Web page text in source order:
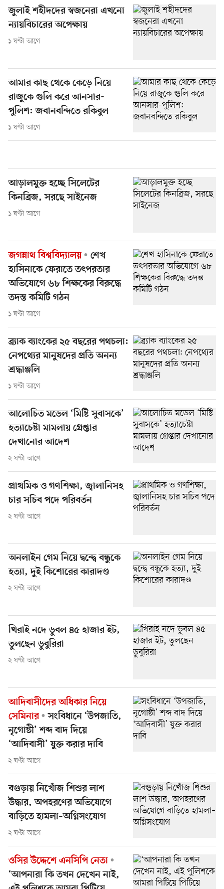
জুলাই শহীদদের স্বজনেরা এখনো
ন্যায়বিচারের অপেক্ষায়
১ ঘণ্টা আগে
আমার কাছ থেকে কেড়ে নিয়ে
রাজুকে গুলি করে আনসার-
পুলিশ: জবানবন্দিতে রকিবুল
১ ঘণ্টা আগে
আড়ালমুক্ত হচ্ছে সিলেটের
কিনব্রিজ, সরছে সাইনেজ
১ ঘণ্টা আগে
জগন্নাথ বিশ্ববিদ্যালয়
শেখ
হাসিনাকে ফেরাতে তৎপরতার
অভিযোগে ৬৮ শিক্ষকের বিরুদ্ধে
তদন্ত কমিটি গঠন
১ ঘণ্টা আগে
ব্র্যাক ব্যাংকের ২৫ বছরের পথচলা:
নেপথ্যের মানুষদের প্রতি অনন্য
শ্রদ্ধাঞ্জলি
১ ঘণ্টা আগে
আলোচিত মডেল ‘মিষ্টি সুবাসকে’
হত্যাচেষ্টা মামলায় গ্রেপ্তার
দেখানোর আদেশ
২ ঘণ্টা আগে
প্রাথমিক ও গণশিক্ষা, জ্বালানিসহ
চার সচিব পদে পরিবর্তন
২ ঘণ্টা আগে
অনলাইন গেম নিয়ে দ্বন্দ্বে বন্ধুকে
হত্যা, দুই কিশোরের কারাদণ্ড
২ ঘণ্টা আগে
খিরাই নদে ডুবল ৪৫ হাজার ইট,
তুলছেন ডুবুরিরা
২ ঘণ্টা আগে
আদিবাসীদের অধিকার নিয়ে
সেমিনার
সংবিধানে ‘উপজাতি,
নৃগোষ্ঠী’ শব্দ বাদ দিয়ে
‘আদিবাসী’ যুক্ত করার দাবি
২ ঘণ্টা আগে
বগুড়ায় নিখোঁজ শিশুর লাশ
উদ্ধার, অপহরণের অভিযোগে
বাড়িতে হামলা–অগ্নিসংযোগ
২ ঘণ্টা আগে
ওসির উদ্দেশে এনসিপি নেতা
‘আপনারা কি তখন দেখেন নাই,